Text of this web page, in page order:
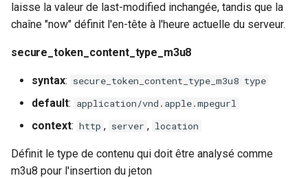
repl
reqargs
requests
riak
router
laisse la valeur de last-modified inchangée, tandis que la
chaîne "now" définit l'en-tête à l'heure actuelle du serveur.
secure_token_content_type_m3u8
syntax: secure_token_content_type_m3u8 type
default: application/vnd.apple.mpegurl
context: http , server , location
Définit le type de contenu qui doit être analysé comme
m3u8 pour l'insertion du jeton